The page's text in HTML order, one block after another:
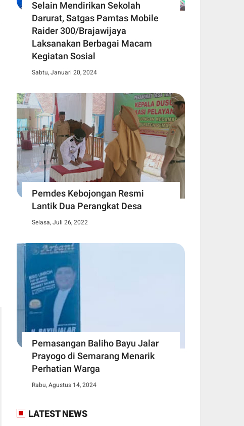
Selain Mendirikan Sekolah
Darurat, Satgas Pamtas Mobile
Raider 300/Brajawijaya
Laksanakan Berbagai Macam
Kegiatan Sosial
Sabtu, Januari 20, 2024
Pemdes Kebojongan Resmi
Lantik Dua Perangkat Desa
Selasa, Juli 26, 2022
Pemasangan Baliho Bayu Jalar
Prayogo di Semarang Menarik
Perhatian Warga
Rabu, Agustus 14, 2024
LATEST NEWS